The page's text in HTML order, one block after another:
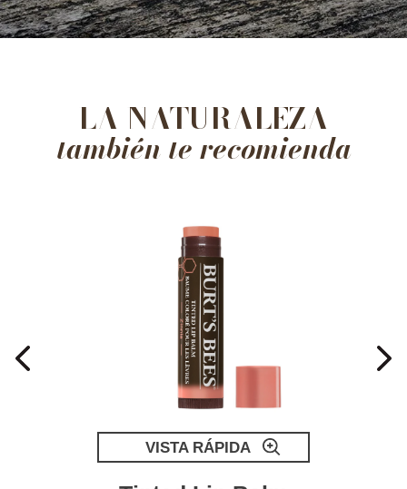
LA NATURALEZA
también te recomienda
VISTA RÁPIDA